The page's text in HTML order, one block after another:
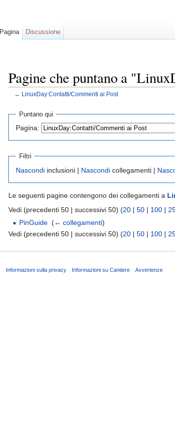
Pagine che puntano a
← LinuxDay:Contatti/Commenti ai Post
Puntano qui
Pagina:
Filtri
Nascondi inclusioni | Nascondi collegamenti |
Le seguenti pagine contengono dei collegamenti a
Vedi (precedenti 50 | successivi 50) (20 | 50 | 100 |
PinGuide (← collegamenti)
Vedi (precedenti 50 | successivi 50) (20 | 50 | 100 |
Pagina Discussione
Informazioni sulla privacy Informazioni su Cantiere Avvertenze